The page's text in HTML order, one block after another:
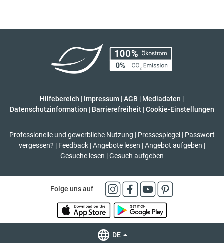
Hilfebereich | Impressum |AGB | Mediadaten |
Datenschutzinformation | Barrierefreiheit | Cookie-Einstellungen
Professionelle und gewerbliche Nutzung | Pressespiegel | Passwort
vergessen? | Feedback | Angebote lesen | Angebot aufgeben |
Gesuche lesen | Gesuch aufgeben
Folge uns auf
DE